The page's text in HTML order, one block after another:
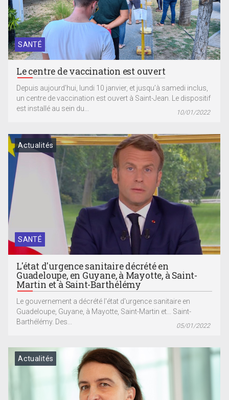
SANTÉ
Le centre de vaccination est ouvert
Depuis aujourd’hui, lundi 10 janvier, et jusqu’à samedi inclus,
un centre de vaccination est ouvert à Saint-Jean. Le dispositif
est installé au sein du...
10/01/2022
SANTÉ
Actualités
L'état d'urgence sanitaire décrété en
Guadeloupe, en Guyane, à Mayotte, à Saint-
Martin et à Saint-Barthélémy
Le gouvernement a décrété l'état d'urgence sanitaire en
Guadeloupe, Guyane, à Mayotte, Saint-Martin et... Saint-
Barthélémy. Des...
05/01/2022
Actualités